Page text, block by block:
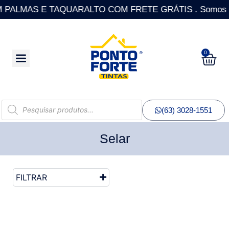
E TAQUARALTO COM FRETE GRÁTIS .
0
(63) 3028-1551
Selar
FILTRAR